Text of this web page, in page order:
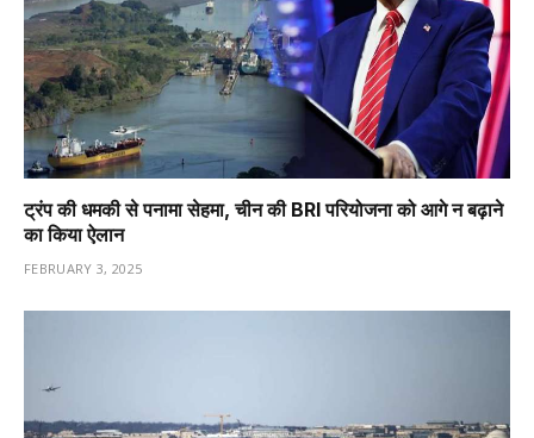
ट्रंप की धमकी से पनामा सेहमा, चीन की BRI परियोजना को आगे न बढ़ाने
का किया ऐलान
FEBRUARY 3, 2025